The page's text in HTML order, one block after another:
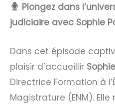
Plongez dans
judiciaire avec Sophie
Dans cet épisode
plaisir d’accueillir
Directrice Formation à
Magistrature (ENM).